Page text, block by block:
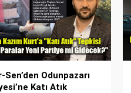
Sen’den Odunpazarı
Katı Atık